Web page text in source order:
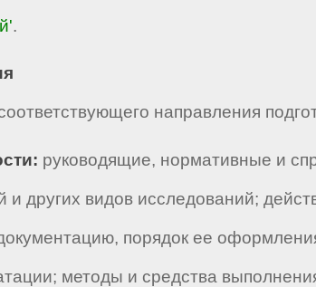
.
направления
руководящие, нормативные и
и других видов исследований;
порядок ее
методы и средства